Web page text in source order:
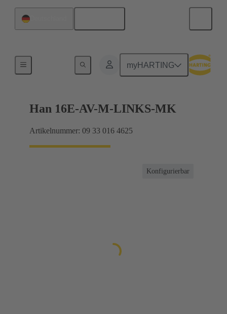
myHARTING
Anschlussverteiler
Han 16E-AV-M-LINKS-MK
Artikelnummer: 09 33 016 4625
Konfigurierbar